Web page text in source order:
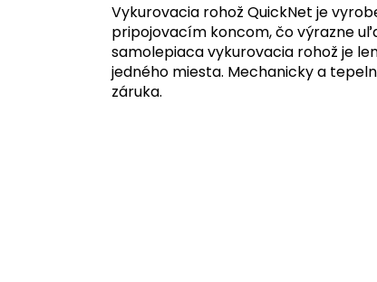
Vykurovacia rohož QuickNet je
pripojovacím koncom, čo výrazne
samolepiaca vykurovacia rohož je
jedného miesta. Mechanicky a
záruka.